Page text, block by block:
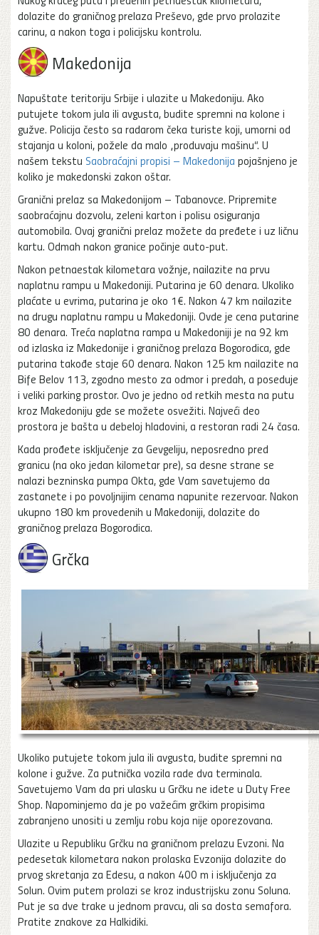
dolazite do graničnog prelaza Preševo, gde prvo prolazite
carinu, a nakon toga i policijsku kontrolu.
Makedonija
Napuštate teritoriju Srbije i ulazite u Makedoniju. Ako
putujete tokom jula ili avgusta, budite spremni na kolone i
gužve. Policija često sa radarom čeka turiste koji, umorni od
stajanja u koloni, požele da malo „produvaju mašinu“. U
našem tekstu Saobraćajni propisi – Makedonija pojašnjeno je
koliko je makedonski zakon oštar.
Granični prelaz sa Makedonijom – Tabanovce. Pripremite
saobraćajnu dozvolu, zeleni karton i polisu osiguranja
automobila. Ovaj granični prelaz možete da pređete i uz ličnu
kartu. Odmah nakon granice počinje auto-put.
Nakon petnaestak kilometara vožnje, nailazite na prvu
naplatnu rampu u Makedoniji. Putarina je 60 denara. Ukoliko
plaćate u evrima, putarina je oko 1€. Nakon 47 km nailazite
na drugu naplatnu rampu u Makedoniji. Ovde je cena putarine
80 denara. Treća naplatna rampa u Makedoniji je na 92 km
od izlaska iz Makedonije i graničnog prelaza Bogorodica, gde
putarina takođe staje 60 denara. Nakon 125 km nailazite na
Bife Belov 113, zgodno mesto za odmor i predah, a poseduje
i veliki parking prostor. Ovo je jedno od retkih mesta na putu
kroz Makedoniju gde se možete osvežiti. Najveći deo
prostora je bašta u debeloj hladovini, a restoran radi 24 časa.
Kada prođete isključenje za Gevgeliju, neposredno pred
granicu (na oko jedan kilometar pre), sa desne strane se
nalazi bezninska pumpa Okta, gde Vam savetujemo da
zastanete i po povoljnijim cenama napunite rezervoar. Nakon
ukupno 180 km provedenih u Makedoniji, dolazite do
graničnog prelaza Bogorodica.
Grčka
Ukoliko putujete tokom jula ili avgusta, budite spremni na
kolone i gužve. Za putnička vozila rade dva terminala.
Savetujemo Vam da pri ulasku u Grčku ne idete u Duty Free
Shop. Napominjemo da je po važećim grčkim propisima
zabranjeno unositi u zemlju robu koja nije oporezovana.
Ulazite u Republiku Grčku na graničnom prelazu Evzoni. Na
pedesetak kilometara nakon prolaska Evzonija dolazite do
prvog skretanja za Edesu, a nakon 400 m i isključenja za
Solun. Ovim putem prolazi se kroz industrijsku zonu Soluna.
Put je sa dve trake u jednom pravcu, ali sa dosta semafora.
Pratite znakove za Halkidiki.